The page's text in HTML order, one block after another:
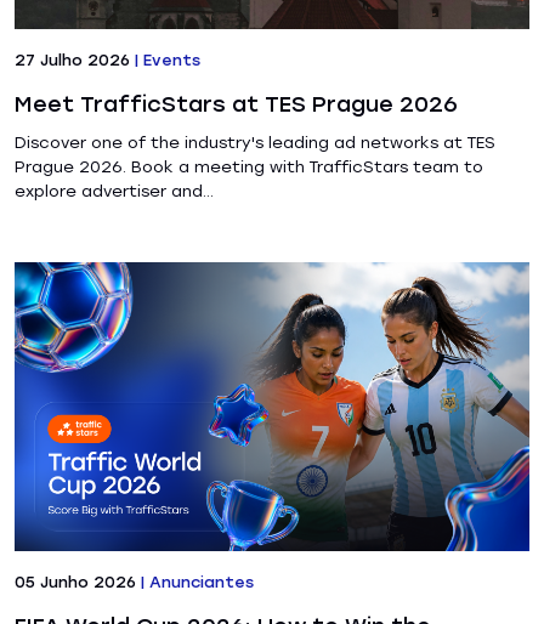
27 Julho 2026 | Events
Meet TrafficStars at TES Prague 2026
Discover one of the industry's leading ad networks at TES
Prague 2026. Book a meeting with TrafficStars team to
explore advertiser and...
05 Junho 2026 | Anunciantes